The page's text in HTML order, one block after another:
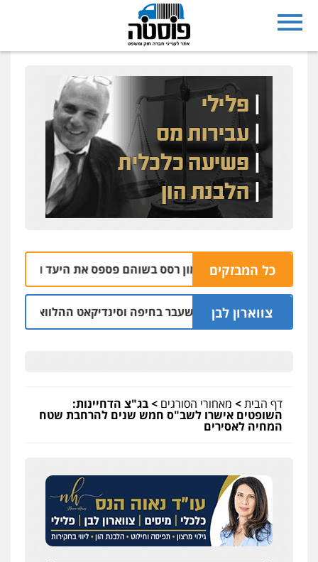
כל המבזקים
הבהרה: רימון רסס בשוהם פספס את היעד ופגע בבית של
צווארון לבן
יו"ר ש"ס לשעבר בחיפה וסינדיקאט ההלוואות של משפחת
דף הבית> מאחורי הסורגים >בג"צ הדחיינות:
השופטים אישרו לשב"ס חמש שנים להרחבת שטח
המחיה לאסירים